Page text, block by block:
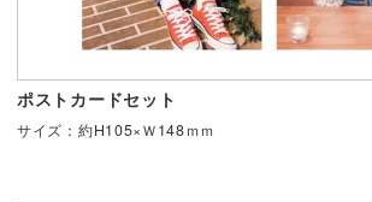
ポストカードセット
サイズ：約H105×Ｗ148ｍｍ